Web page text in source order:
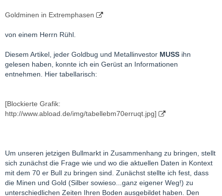
Goldminen in Extremphasen
von einem Herrn Rühl.
Diesem Artikel, jeder Goldbug und Metallinvestor MUSS ihn
gelesen haben, konnte ich ein Gerüst an Informationen
entnehmen. Hier tabellarisch:
[Blockierte Grafik:
http://www.abload.de/img/tabellebm70erruqt.jpg]
Um unseren jetzigen Bullmarkt in Zusammenhang zu bringen, stellt
sich zunächst die Frage wie und wo die aktuellen Daten in Kontext
mit dem 70 er Bull zu bringen sind. Zunächst stellte ich fest, dass
die Minen und Gold (Silber sowieso...ganz eigener Weg!) zu
unterschiedlichen Zeiten Ihren Boden ausgebildet haben. Den